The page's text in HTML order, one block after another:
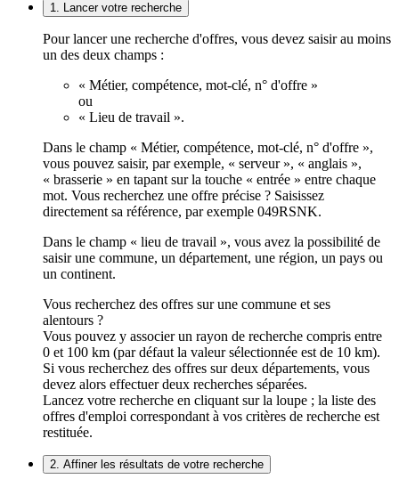
1. Lancer votre recherche
Pour lancer une recherche d'offres, vous devez saisir au moins
un des deux champs :
« Métier, compétence, mot-clé, n° d'offre »
ou
« Lieu de travail ».
Dans le champ « Métier, compétence, mot-clé, n° d'offre »,
vous pouvez saisir, par exemple, « serveur », « anglais »,
« brasserie » en tapant sur la touche « entrée » entre chaque
mot. Vous recherchez une offre précise ? Saisissez
directement sa référence, par exemple 049RSNK.
Dans le champ « lieu de travail », vous avez la possibilité de
saisir une commune, un département, une région, un pays ou
un continent.
Vous recherchez des offres sur une commune et ses
alentours ?
Vous pouvez y associer un rayon de recherche compris entre
0 et 100 km (par défaut la valeur sélectionnée est de 10 km).
Si vous recherchez des offres sur deux départements, vous
devez alors effectuer deux recherches séparées.
Lancez votre recherche en cliquant sur la loupe ; la liste des
offres d'emploi correspondant à vos critères de recherche est
restituée.
2. Affiner les résultats de votre recherche